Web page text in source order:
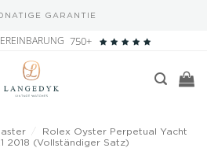
GARANTIE
750+
Rolex Oyster Perpetual Yacht
2018 (Vollständiger Satz)